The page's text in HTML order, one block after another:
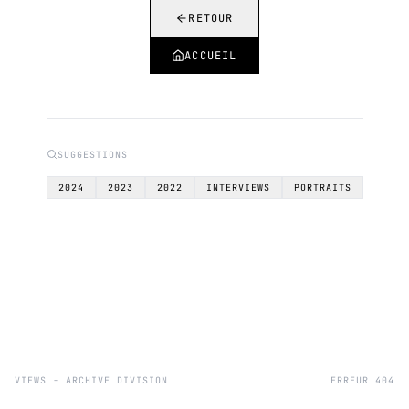
RETOUR
ACCUEIL
SUGGESTIONS
2024 2023 2022 INTERVIEWS PORTRAITS
VIEWS - ARCHIVE DIVISION ERREUR 404